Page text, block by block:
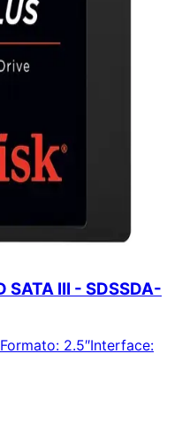
SATA III - SDSSDA-
Formato: 2.5″Interface: